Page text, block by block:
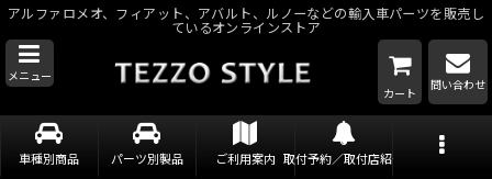
アルファロメオ、フィアット、アバルト、ルノーなどの輸入車パーツを販売し
ているオンラインストア
メニュー
カート
問い合わせ
車種別商品 パーツ別製品 ご利用案内 取付予約／取付店紹介